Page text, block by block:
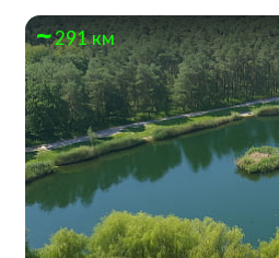
291 км